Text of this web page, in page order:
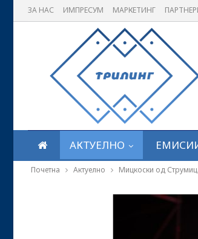
ЗА НАС ИМПРЕСУМ МАРКЕТИНГ
АКТУЕЛНО
Почетна Актуелно Мицкоски од